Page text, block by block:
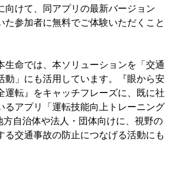
向けて、同アプリの最新バージョン
た参加者に無料でご体験いただくこと
生命では、本ソリューションを「交通
動」にも活用しています。『眼から安
運転』をキャッチフレーズに、既に社
るアプリ「運転技能向上トレーニング
方自治体や法人・団体向けに、視野の
る交通事故の防止につなげる活動にも